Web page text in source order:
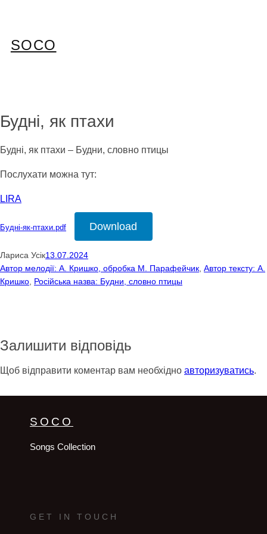
SOCO
Будні, як птахи
Будні, як птахи – Будни, словно птицы
Послухати можна тут:
LIRA
Будні-як-птахи.pdf Download
Лариса Усік13.07.2024
Автор мелодії: А. Кришко, обробка М. Парафейчик, Автор тексту: А.
Кришко, Російська назва: Будни, словно птицы
Залишити відповідь
Щоб відправити коментар вам необхідно авторизуватись.
SOCO
Songs Collection
GET IN TOUCH